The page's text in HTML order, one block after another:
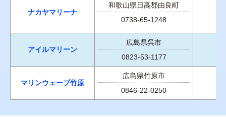
ナカヤマリーナ
和歌山県日高郡由良町
0738-65-1248
アイルマリーン
広島県呉市
0823-53-1177
マリンウェーブ竹原
広島県竹原市
0846-22-0250